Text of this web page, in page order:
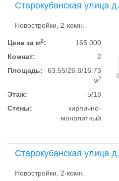
Старокубанская улица
Новостройки, 2-комн.
Цена за м2:
165 000
Комнат:
2
Площадь:
63.55/26.8/16.73
м2
Этаж:
5/18
Стены:
кирпично-
монолитный
Старокубанская улица
Новостройки, 2-комн.